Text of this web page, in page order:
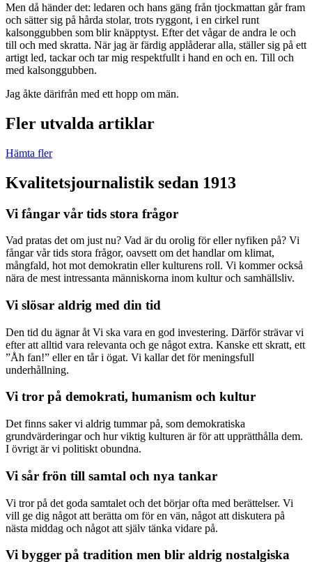
Men då händer det: ledaren och hans gäng från tjockmattan går fram
och sätter sig på hårda stolar, trots ryggont, i en cirkel runt
kalsonggubben som blir knäpptyst. Efter det vågar de andra le och
till och med skratta. När jag är färdig applåderar alla, ställer sig på ett
artigt led, tackar och tar mig respektfullt i hand en och en. Till och
med kalsonggubben.
Jag åkte därifrån med ett hopp om män.
Fler utvalda artiklar
Hämta fler
Kvalitetsjournalistik sedan 1913
Vi fångar vår tids stora frågor
Vad pratas det om just nu? Vad är du orolig för eller nyfiken på? Vi
fångar vår tids stora frågor, oavsett om det handlar om klimat,
mångfald, hot mot demokratin eller kulturens roll. Vi kommer också
nära de mest intressanta människorna inom kultur och samhällsliv.
Vi slösar aldrig med din tid
Den tid du ägnar åt Vi ska vara en god investering. Därför strävar vi
efter att alltid vara relevanta och ge något extra. Kanske ett skratt, ett
”Åh fan!” eller en tår i ögat. Vi kallar det för meningsfull
underhållning.
Vi tror på demokrati, humanism och kultur
Det finns saker vi aldrig tummar på, som demokratiska
grundvärderingar och hur viktig kulturen är för att upprätthålla dem.
I övrigt är vi politiskt obundna.
Vi sår frön till samtal och nya tankar
Vi tror på det goda samtalet och det börjar ofta med berättelser. Vi
vill ge dig något att berätta om för en vän, något att diskutera på
nästa middag och något att själv tänka vidare på.
Vi bygger på tradition men blir aldrig nostalgiska